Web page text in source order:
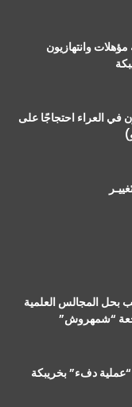
وانتهازيون
في العراء احتجاجًا على
بحل المجالس العلمية
“شمهروش”